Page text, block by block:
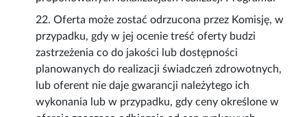
22. Oferta może zostać odrzucona przez Komisję, w
przypadku, gdy w jej ocenie treść oferty budzi
zastrzeżenia co do jakości lub dostępności
planowanych do realizacji świadczeń zdrowotnych,
lub oferent nie daje gwarancji należytego ich
wykonania lub w przypadku, gdy ceny określone w